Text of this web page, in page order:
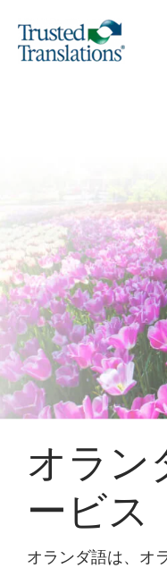
オラン
ービス
オランダ語は、オ